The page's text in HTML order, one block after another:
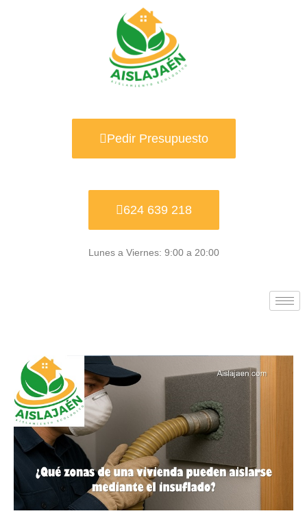
Pedir Presupuesto
624 639 218
Lunes a Viernes: 9:00 a 20:00